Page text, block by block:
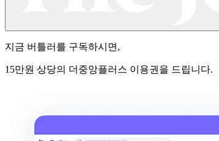
지금 버틀러 를 구독하시면,
15만원 상당의 더중앙플러스 이용권을 드립니다.